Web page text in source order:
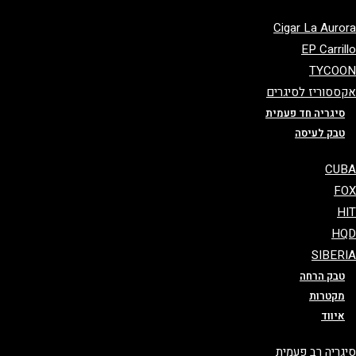
Cigar La
EP
לסיגרים
סיגריה חד פעמית
טבק לעיסה
טבק הרחה
מקטרות
איווד
רב פעמית